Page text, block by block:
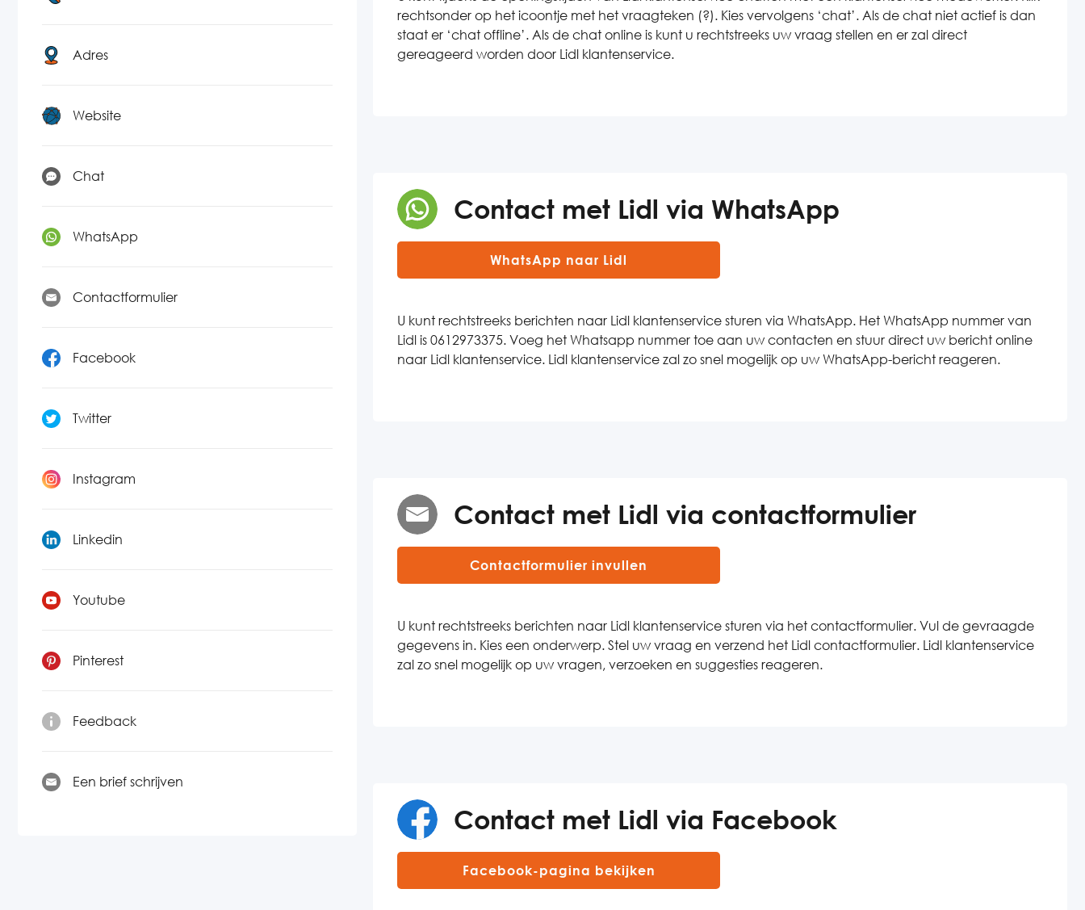
Adres
Website
Chat
WhatsApp
Contactformulier
Facebook
Twitter
Instagram
Linkedin
Youtube
Pinterest
Feedback
Een brief schrijven
rechtsonder op het icoontje met het vraagteken (?). Kies vervolgens ‘chat’. Als de chat niet actief is dan
staat er ‘chat offline’. Als de chat online is kunt u rechtstreeks uw vraag stellen en er zal direct
gereageerd worden door Lidl klantenservice.
Contact met Lidl via WhatsApp
WhatsApp naar Lidl
U kunt rechtstreeks berichten naar Lidl klantenservice sturen via WhatsApp. Het WhatsApp nummer van
Lidl is 0612973375. Voeg het Whatsapp nummer toe aan uw contacten en stuur direct uw bericht online
naar Lidl klantenservice. Lidl klantenservice zal zo snel mogelijk op uw WhatsApp-bericht reageren.
Contact met Lidl via contactformulier
Contactformulier invullen
U kunt rechtstreeks berichten naar Lidl klantenservice sturen via het contactformulier. Vul de gevraagde
gegevens in. Kies een onderwerp. Stel uw vraag en verzend het Lidl contactformulier. Lidl klantenservice
zal zo snel mogelijk op uw vragen, verzoeken en suggesties reageren.
Contact met Lidl via Facebook
Facebook-pagina bekijken